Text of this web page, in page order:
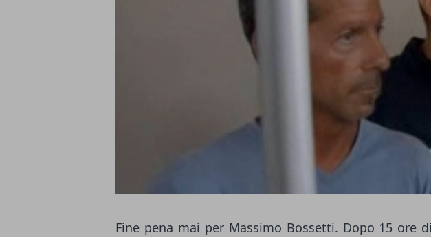
Fine pena mai per Massimo Bossetti. Dopo 15 ore